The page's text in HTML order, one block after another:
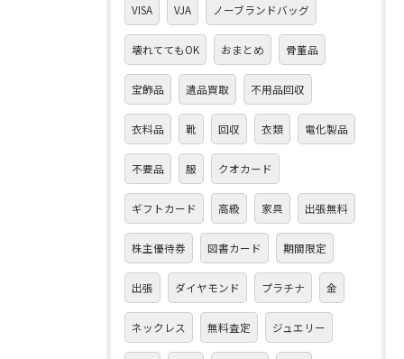
VISA VJA ノーブランドバッグ
壊れててもOK おまとめ 骨董品
宝飾品 遺品買取 不用品回収
衣料品 靴 回収 衣類 電化製品
不要品 服 クオカード
ギフトカード 高級 家具 出張無料
株主優待券 図書カード 期間限定
出張 ダイヤモンド プラチナ 金
ネックレス 無料査定 ジュエリー